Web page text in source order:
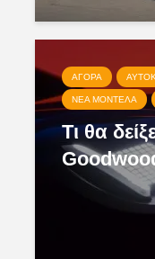
ΑΓΟΡΆ
ΝΈΑ ΜΟΝΤΈΛΑ
Τι θα